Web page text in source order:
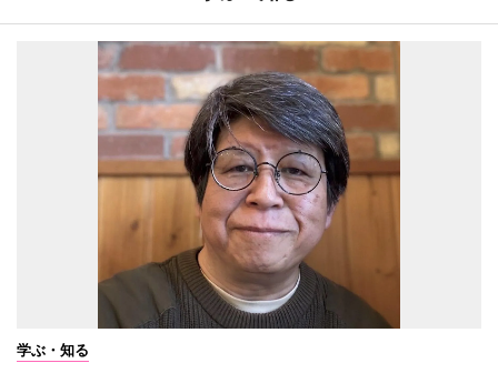
学ぶ・知る